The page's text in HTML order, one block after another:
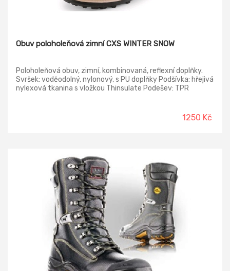
Obuv poloholeňová zimní CXS WINTER SNOW
Poloholeňová obuv, zimní, kombinovaná, reflexní doplňky.
Svršek: voděodolný, nylonový, s PU doplňky Podšívka: hřejivá
nylexová tkanina s vložkou Thinsulate Podešev: TPR
1250 Kč